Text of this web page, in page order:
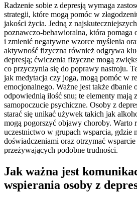
Radzenie sobie z depresją wymaga
strategii, które mogą pomóc w
jakości życia. Jedną z
poznawczo-behawioralna, która pomaga
i zmienić negatywne wzorce myślenia
aktywność fizyczna również odgrywa
depresją; ćwiczenia fizyczne mogą
co przyczynia się do poprawy nastroju.
jak medytacja czy joga, mogą pomóc w
emocjonalnego. Ważne jest także dbanie
odpowiednią ilość snu; te elementy mają
samopoczucie psychiczne. Osoby z
starać się unikać używek takich jak
mogą pogorszyć objawy choroby. Warto
uczestnictwo w grupach wsparcia, gdzie
doświadczeniami oraz otrzymać
przeżywających podobne trudności.
Jak ważna jest
wspierania osoby z